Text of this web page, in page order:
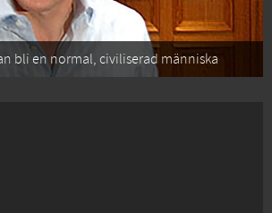
bli en normal, civiliserad människa